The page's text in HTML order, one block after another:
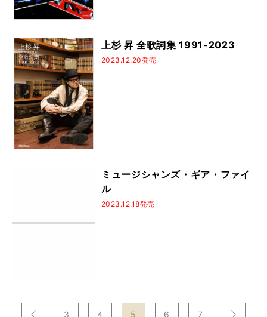
上杉 昇 全歌詞集 1991-2023
2023.12.20発売
ミュージシャンズ・ギア・ファイ
ル
2023.12.18発売
のページへ
3 4 5 6 7
次
のページへ